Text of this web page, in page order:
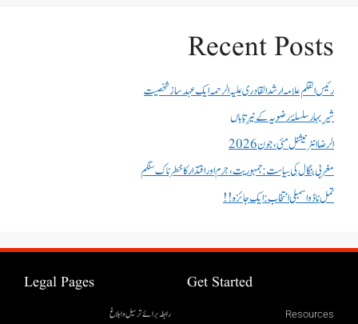
Recent Posts
رئیس القلم علامہ ارشد القادری علیہ الرحمہ ایک عہد ساز شخصیت
شیرِ بہار سلسلۂ رضویہ کے نیرِ تاباں
الرضا انٹر نیشنل مئی، جون 2026
مغربی بنگال کی سیاست:جمہوریت، جرم اور اقتدار کا خطرناک سنگم
تمل ناڈو اسمبلی انتخاب : ایک جائزہ !!
Get Started
Resources
Legal Pages
رابطہ برائے ترسیل وابلاغ